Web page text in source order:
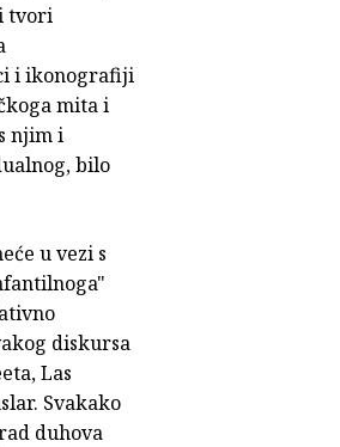
tvori
i ikonografiji
mita i
njim i
bilo
u vezi s
diskursa
Las
Svakako
duhova